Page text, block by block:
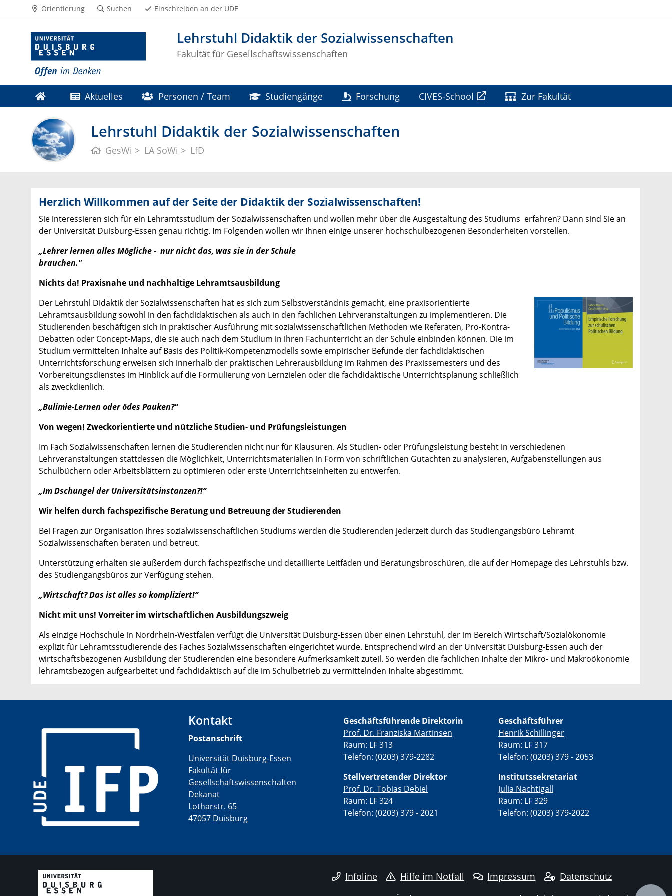
Lehrstuhl Didaktik der Sozialwissenschaften
Fakultät für Gesellschaftswissenschaften
Orientierung Suchen Einschreiben an der UDE
Aktuelles Personen / Team Studiengänge Forschung CIVES-School Zur Fakultät
Lehrstuhl Didaktik der Sozialwissenschaften
GesWi LA SoWi LfD
Herzlich Willkommen auf der Seite der Didaktik der Sozialwissenschaften!
Sie interessieren sich für ein Lehramtsstudium der Sozialwissenschaften und wollen mehr über die Ausgestaltung des Studiums erfahren? Dann sind Sie an
der Universität Duisburg-Essen genau richtig. Im Folgenden wollen wir Ihnen einige unserer hochschulbezogenen Besonderheiten vorstellen.
„Lehrer lernen alles Mögliche - nur nicht das, was sie in der Schule
brauchen."
​​​​​​​​Nichts da! Praxisnahe und nachhaltige Lehramtsausbildung
Der Lehrstuhl Didaktik der Sozialwissenschaften hat es sich zum Selbstverständnis gemacht, eine praxisorientierte
Lehramtsausbildung sowohl in den fachdidaktischen als auch in den fachlichen Lehrveranstaltungen zu implementieren. Die
Studierenden beschäftigen sich in praktischer Ausführung mit sozialwissenschaftlichen Methoden wie Referaten, Pro-Kontra-
Debatten oder Concept-Maps, die sie auch nach dem Studium in ihren Fachunterricht an der Schule einbinden können. Die im
Studium vermittelten Inhalte auf Basis des Politik-Kompetenzmodells sowie empirischer Befunde der fachdidaktischen
Unterrichtsforschung erweisen sich innerhalb der praktischen Lehrerausbildung im Rahmen des Praxissemesters und des
Vorbereitungsdienstes im Hinblick auf die Formulierung von Lernzielen oder die fachdidaktische Unterrichtsplanung schließlich
als zweckdienlich.
„Bulimie-Lernen oder ödes Pauken?“
Von wegen! Zweckorientierte und nützliche Studien- und Prüfungsleistungen
Im Fach Sozialwissenschaften lernen die Studierenden nicht nur für Klausuren. Als Studien- oder Prüfungsleistung besteht in verschiedenen
Lehrveranstaltungen stattdessen die Möglichkeit, Unterrichtsmaterialien in Form von schriftlichen Gutachten zu analysieren, Aufgabenstellungen aus
Schulbüchern oder Arbeitsblättern zu optimieren oder erste Unterrichtseinheiten zu entwerfen.
„Im Dschungel der Universitätsinstanzen?!“
Wir helfen durch fachspezifische Beratung und Betreuung der Studierenden
Bei Fragen zur Organisation Ihres sozialwissenschaftlichen Studiums werden die Studierenden jederzeit durch das Studiengangsbüro Lehramt
Sozialwissenschaften beraten und betreut.
Unterstützung erhalten sie außerdem durch fachspezifische und detaillierte Leitfäden und Beratungsbroschüren, die auf der Homepage des Lehrstuhls bzw.
des Studiengangsbüros zur Verfügung stehen.
„Wirtschaft? Das ist alles so kompliziert!“
Nicht mit uns! Vorreiter im wirtschaftlichen Ausbildungszweig
Als einzige Hochschule in Nordrhein-Westfalen verfügt die Universität Duisburg-Essen über einen Lehrstuhl, der im Bereich Wirtschaft/Sozialökonomie
explizit für Lehramtsstudierende des Faches Sozialwissenschaften eingerichtet wurde. Entsprechend wird an der Universität Duisburg-Essen auch der
wirtschaftsbezogenen Ausbildung der Studierenden eine besondere Aufmerksamkeit zuteil. So werden die fachlichen Inhalte der Mikro- und Makroökonomie
lehramtsbezogen aufgearbeitet und fachdidaktisch auf die im Schulbetrieb zu vermittelnden Inhalte abgestimmt.
Kontakt
Postanschrift
Universität Duisburg-Essen
Fakultät für
Gesellschaftswissenschaften
Dekanat
Lotharstr. 65
47057 Duisburg
Geschäftsführende Direktorin
Prof. Dr. Franziska Martinsen
Raum: LF 313
Telefon: (0203) 379-2282
Stellvertretender Direktor
Prof. Dr. Tobias Debiel
Raum: LF 324
Telefon: (0203) 379 - 2021
Geschäftsführer
Henrik Schillinger
Raum: LF 317
Telefon: (0203) 379 - 2053
Institutssekretariat
Julia Nachtigall
Raum: LF 329
Telefon: (0203) 379-2022
Infoline Hilfe im Notfall Impressum
Datenschutz